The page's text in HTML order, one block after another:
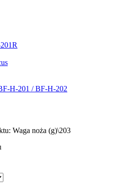
H-201 / BF-H-202
Waga noża (g)\203